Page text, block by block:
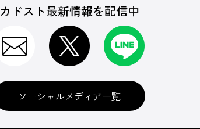
カドスト最新情報を配信中
ソーシャルメディア一覧